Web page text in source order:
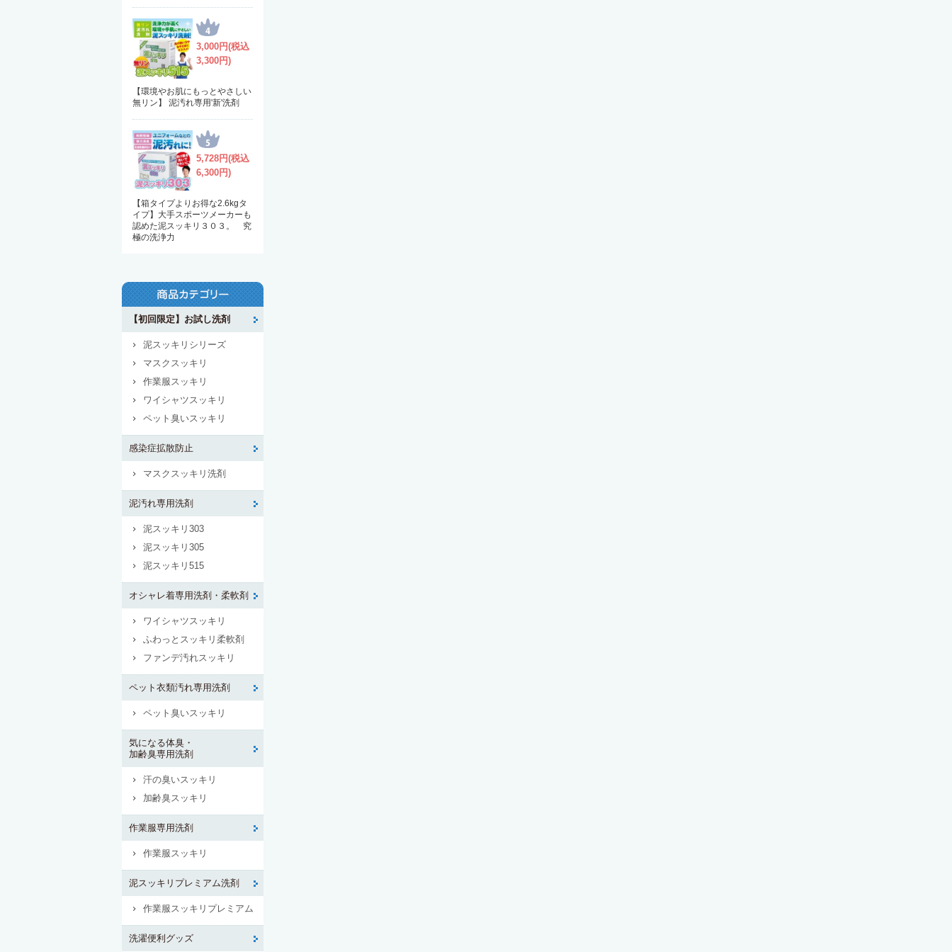
3,000円(税込
3,300円)
【環境やお肌にもっとやさしい
無リン】 泥汚れ専用'新'洗剤
5,728円(税込
6,300円)
【箱タイプよりお得な2.6kgタ
イプ】大手スポーツメーカーも
認めた泥スッキリ３０３。 究
極の洗浄力
【初回限定】お試し洗剤
泥スッキリシリーズ
マスクスッキリ
作業服スッキリ
ワイシャツスッキリ
ペット臭いスッキリ
感染症拡散防止
マスクスッキリ洗剤
泥汚れ専用洗剤
泥スッキリ303
泥スッキリ305
泥スッキリ515
オシャレ着専用洗剤・柔軟剤
ワイシャツスッキリ
ふわっとスッキリ柔軟剤
ファンデ汚れスッキリ
ペット衣類汚れ専用洗剤
ペット臭いスッキリ
気になる体臭・
加齢臭専用洗剤
汗の臭いスッキリ
加齢臭スッキリ
作業服専用洗剤
作業服スッキリ
泥スッキリプレミアム洗剤
作業服スッキリプレミアム
洗濯便利グッズ